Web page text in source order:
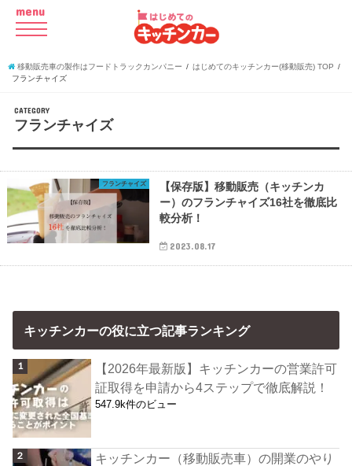
menu
移動販売車の製作はフードトラックカンパニー
はじめてのキッチンカー(移動販売) TOP
フランチャイズ
CATEGORY
フランチャイズ
フランチャイズ
【保存版】移動販売（キッチンカ
ー）のフランチャイズ16社を徹底比
較分析！
2023.08.17
キッチンカーの役に立つ記事ランキング
【2026年最新版】キッチンカーの営業許可
証取得を申請から4ステップで徹底解説！
547.9k件のビュー
キッチンカー（移動販売車）の開業のやり